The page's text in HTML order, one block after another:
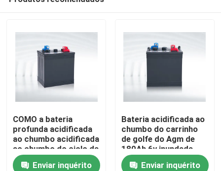
Casa
Produtos
COMO a bateria
profunda acidificada
ao chumbo acidificada
ao chumbo do ciclo da
bateria 6V 210Ah do
lazer de BCI
Enviar inquérito
Bateria acidificada ao
chumbo do carrinho
de golfe do Agm de
180Ah 6v inundada
para carros-patrulha
Enviar inquérito